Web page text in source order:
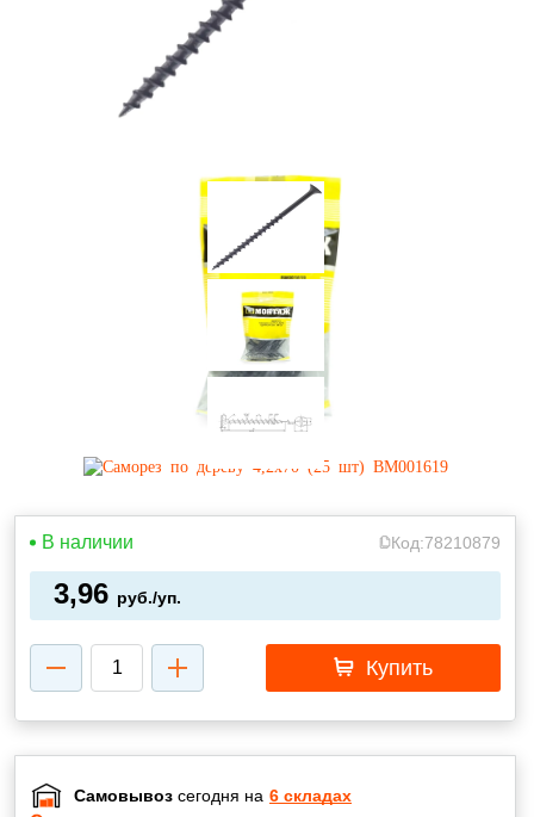
В наличии Код:78210879
3,96 руб./уп.
Купить
Самовывоз сегодня на 6 складах